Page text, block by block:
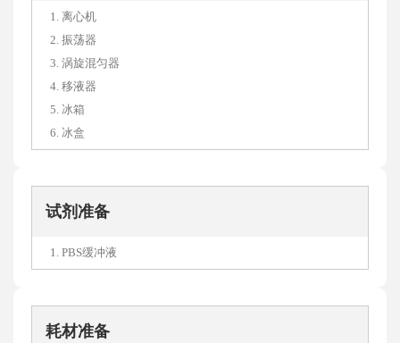
1. 离心机
2. 振荡器
3. 涡旋混匀器
4. 移液器
5. 冰箱
6. 冰盒
试剂准备
1. PBS缓冲液
耗材准备